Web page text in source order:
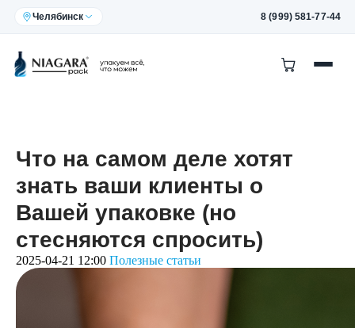
Челябинск 8 (999) 581-77-44
Что на самом деле хотят
знать ваши клиенты о
Вашей упаковке (но
стесняются спросить)
2025-04-21 12:00 Полезные статьи